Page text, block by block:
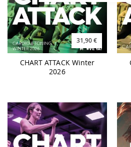
31,90 €
CHART ATTACK Winter
2026